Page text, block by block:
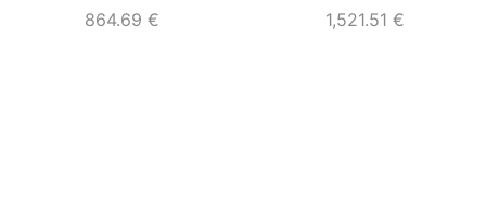
x1
864.69 €
HDMI/USB-A
1,521.51 €